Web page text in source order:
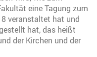
eine Tagung zum
veranstaltet hat und
hat, das heißt
der Kirchen und der